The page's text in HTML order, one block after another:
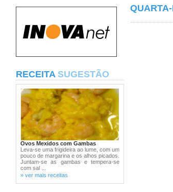
RECEITA SUGESTÃO
Ovos Mexidos com Gambas
Leva-se uma frigideira ao lume, com um
pouco de margarina e os alhos picados.
Juntam-se as gambas e tempera-se
com sal ...
» ver mais receitas